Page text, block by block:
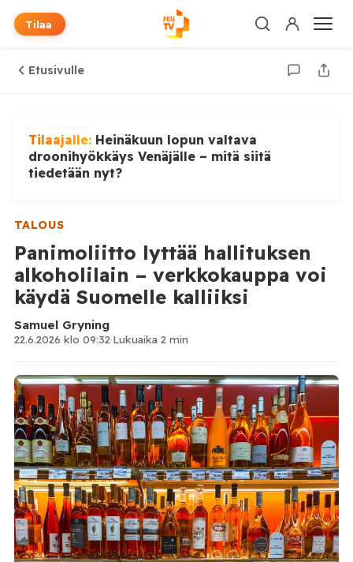
Tilaa
Etusivulle
Tilaajalle: Heinäkuun lopun valtava
droonihyökkäys Venäjälle – mitä siitä
tiedetään nyt?
TALOUS
Panimoliitto lyttää hallituksen
alkoholilain – verkkokauppa voi
käydä Suomelle kalliiksi
Samuel Gryning
22.6.2026 klo 09:32·Lukuaika 2 min